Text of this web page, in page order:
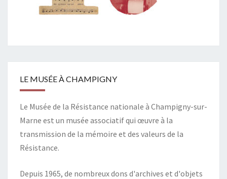
LE MUSÉE À CHAMPIGNY
Le Musée de la Résistance nationale à Champigny-sur-
Marne est un musée associatif qui œuvre à la
transmission de la mémoire et des valeurs de la
Résistance.
Depuis 1965, de nombreux dons d'archives et d'objets